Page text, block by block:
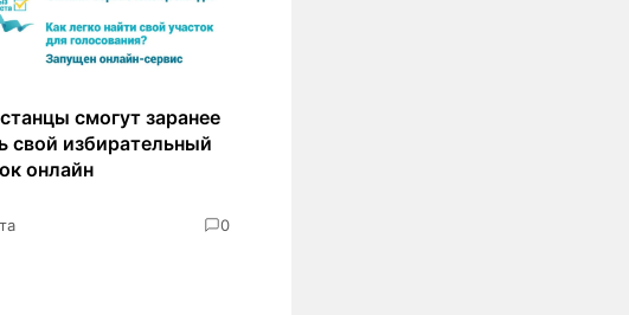
смогут заранее
свой избирательный
онлайн
0